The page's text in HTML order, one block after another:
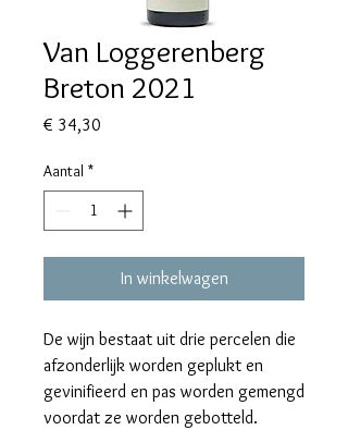
Van Loggerenberg
Breton 2021
€ 34,30
Aantal *
In winkelwagen
De wijn bestaat uit drie percelen die
afzonderlijk worden geplukt en
gevinifieerd en pas worden gemengd
voordat ze worden gebotteld.